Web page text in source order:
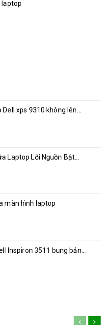
laptop
xps 9310 không lên...
Laptop Lỗi Nguồn Bật...
màn hình laptop
Inspiron 3511 bung bản...